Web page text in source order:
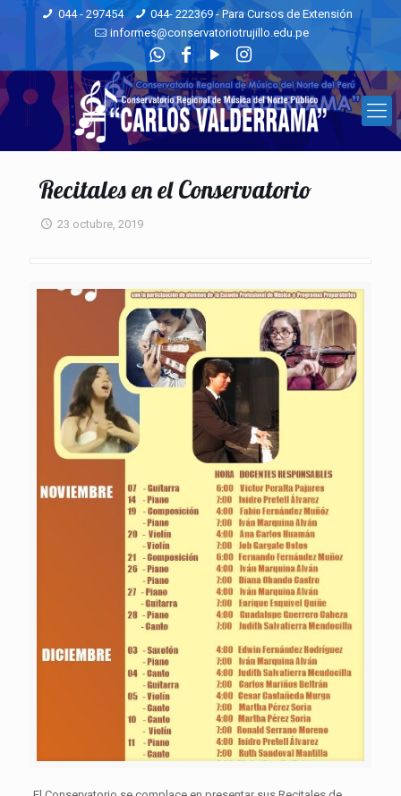
044 - 297454
044- 222369 - Para Cursos de Extensión
informes@conservatoriotrujillo.edu.pe
Recitales en el Conservatorio
23 octubre, 2019